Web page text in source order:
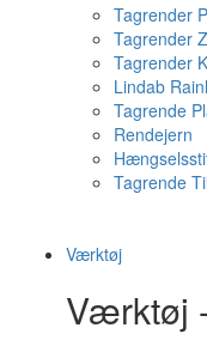
Tagrender
Tagrender
Tagrender
Lindab
Tagrende
Rendejern
Tagrende
Værktøj
Værktøj